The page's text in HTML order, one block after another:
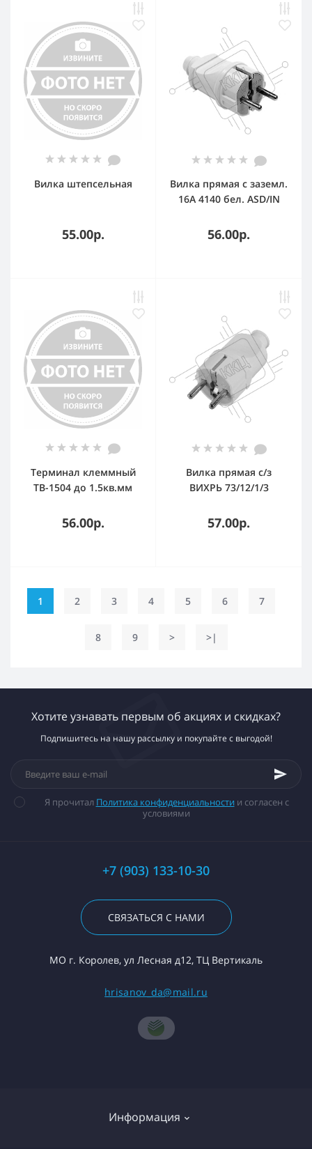
Вилка штепсельная
55.00р.
Вилка прямая с заземл.
16А 4140 бел. ASD/IN
56.00р.
Терминал клеммный
TB-1504 до 1.5кв.мм
EKF tb-1504
56.00р.
Вилка прямая с/з
ВИХРЬ 73/12/1/3
57.00р.
1 2 3 4 5 6 7
8 9 > >|
Хотите узнавать первым об акциях и скидках?
Подпишитесь на нашу рассылку и покупайте с выгодой!
Я прочитал Политика конфиденциальности и согласен с
условиями
+7 (903) 133-10-30
СВЯЗАТЬСЯ С НАМИ
МО г. Королев, ул Лесная д12, ТЦ Вертикаль
hrisanov_da@mail.ru
Информация